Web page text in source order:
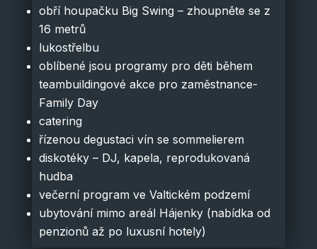
obří houpačku Big Swing – zhoupněte se z
16 metrů
lukostřelbu
oblíbené jsou programy pro děti během
teambuildingové akce pro zaměstnance-
Family Day
catering
řízenou degustaci vín se sommelierem
diskotéky – DJ, kapela, reprodukovaná
hudba
večerní program ve Valtickém podzemí
ubytování mimo areál Hájenky (nabídka od
penzionů až po luxusní hotely)